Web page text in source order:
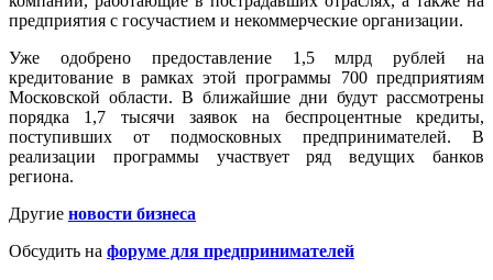
предприятия с госучастием и некоммерческие организации.
Уже одобрено предоставление 1,5 млрд рублей на
кредитование в рамках этой программы 700 предприятиям
Московской области. В ближайшие дни будут рассмотрены
порядка 1,7 тысячи заявок на беспроцентные кредиты,
поступивших от подмосковных предпринимателей. В
реализации программы участвует ряд ведущих банков
региона.
Другие новости бизнеса
Обсудить на форуме для предпринимателей